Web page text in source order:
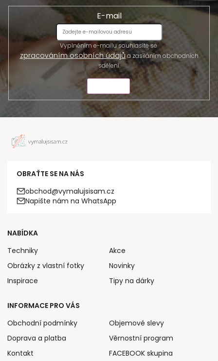
E-mail
Vyplněním e-mailu souhlasíte se
zpracováním osobních údajůa zasíláním obchodních
sdělení.
OBRAŤTE SE NA NÁS
obchod@vymalujsisam.cz
Napište nám na WhatsApp
NABÍDKA
Techniky
Obrázky z vlastní fotky
Inspirace
Akce
Novinky
Tipy na dárky
INFORMACE PRO VÁS
Obchodní podmínky
Doprava a platba
Kontakt
Objemové slevy
Věrnostní program
FACEBOOK skupina